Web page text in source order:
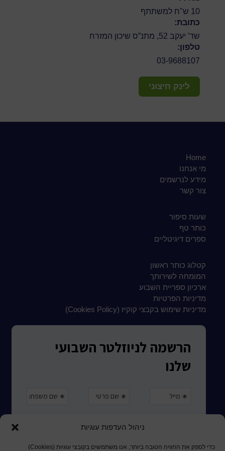
ניהול העדפות עוגיות
כדי לספק את החוויה הטובה ביותר, אנו משתמשים בקובצי עוגיות (Cookies)
10 ש"ח למשתתף
כתובת:
שד' יעקב 52, מתנ”ס שיכון המזרח
טלפון:
03-9688107
לינק חיצוני
Home
מי אנחנו
מידע לנרשמים
צור קשר
שעות סיפור
כותר טף
ספרים דיגיטליים
קטלוג כותר ראשון
המומחה לשירותך
ארכיון ספריית השבוע
מדיניות הפרטיות
מדיניות שימוש בקבצי קוקיז (Cookies Policy)